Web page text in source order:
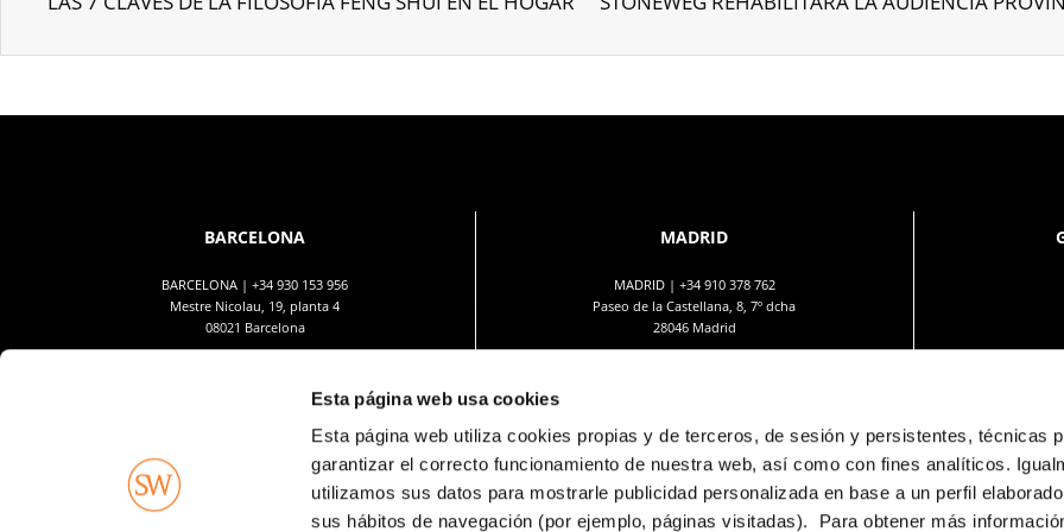
Esta página web usa cookies
Esta página web utiliza cookies propias y de terceros, de sesión y persistentes, técnicas
garantizar el correcto funcionamiento de nuestra web, así como con fines analíticos.
utilizamos sus datos para mostrarle publicidad personalizada en base a un perfil
sus hábitos de navegación (por ejemplo, páginas visitadas). Para obtener más
BARCELONA
BARCELONA |+34 930 153 956
Mestre Nicolau, 19, planta 4
08021 Barcelona
MADRID
MADRID | +34 910 378 762
Paseo de la Castellana, 8, 7º dcha
28046 Madrid
Imágenes no contractuales y meramente ilustrativas, sujetas a modificaciones por exigencias de orden técnico, jurídico y comercial realizadas por la Dirección Facultativa o autoridad competente. Las infografías de las fachadas,
podrán ser objetivo de variación o modificación en los proyectos técnicos. El mobiliario de las infografías interiores no forma parte de los muebles objeto de comercialización y el equipamiento de las viviendas será el